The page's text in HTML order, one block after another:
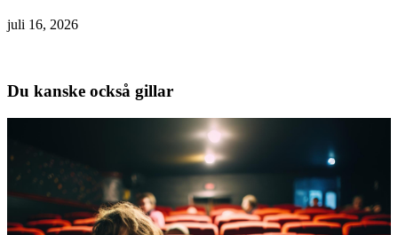
juli 16, 2026
Du kanske också gillar